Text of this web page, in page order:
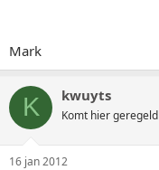
Mark
K kwuyts
Komt hier geregeld
16 jan 2012